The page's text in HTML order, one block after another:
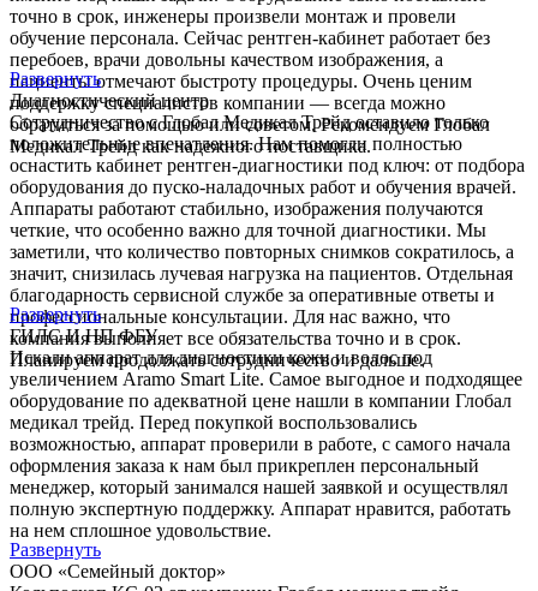
точно в срок, инженеры произвели монтаж и провели
обучение персонала. Сейчас рентген-кабинет работает без
перебоев, врачи довольны качеством изображения, а
пациенты отмечают быстроту процедуры. Очень ценим
поддержку специалистов компании — всегда можно
обратиться за помощью или советом. Рекомендуем Глобал
Медикал Трейд как надежного поставщика.
Развернуть
Диагностический центр
Сотрудничество с Глобал Медикал Трейд оставило только
положительные впечатления. Нам помогли полностью
оснастить кабинет рентген-диагностики под ключ: от подбора
оборудования до пуско-наладочных работ и обучения врачей.
Аппараты работают стабильно, изображения получаются
четкие, что особенно важно для точной диагностики. Мы
заметили, что количество повторных снимков сократилось, а
значит, снизилась лучевая нагрузка на пациентов. Отдельная
благодарность сервисной службе за оперативные ответы и
профессиональные консультации. Для нас важно, что
компания выполняет все обязательства точно и в срок.
Планируем продолжать сотрудничество и дальше.
Развернуть
ГИЛС И НП ФБУ
Искали аппарат для диагностики кожи и волос под
увеличением Aramo Smart Lite. Самое выгодное и подходящее
оборудование по адекватной цене нашли в компании Глобал
медикал трейд. Перед покупкой воспользовались
возможностью, аппарат проверили в работе, с самого начала
оформления заказа к нам был прикреплен персональный
менеджер, который занимался нашей заявкой и осуществлял
полную экспертную поддержку. Аппарат нравится, работать
на нем сплошное удовольствие.
Развернуть
ООО «Семейный доктор»